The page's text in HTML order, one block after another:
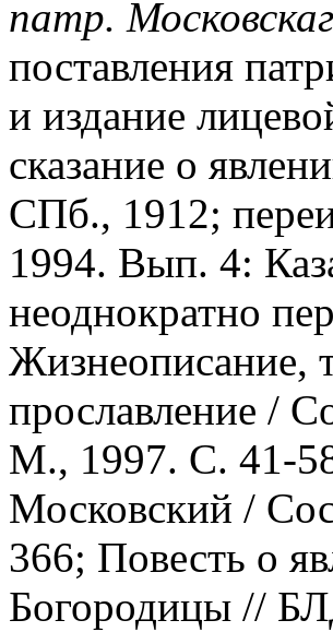
патр.
поставления
и издание
сказание о
СПб., 1912;
1994. Вып. 4:
неоднократно
Жизнеописание,
прославление /
М., 1997. С. 41-
Московский /
366; Повесть о
Богородицы //